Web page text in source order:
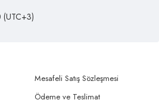
Mesafeli Satış Sözleşmesi
Ödeme ve Teslimat